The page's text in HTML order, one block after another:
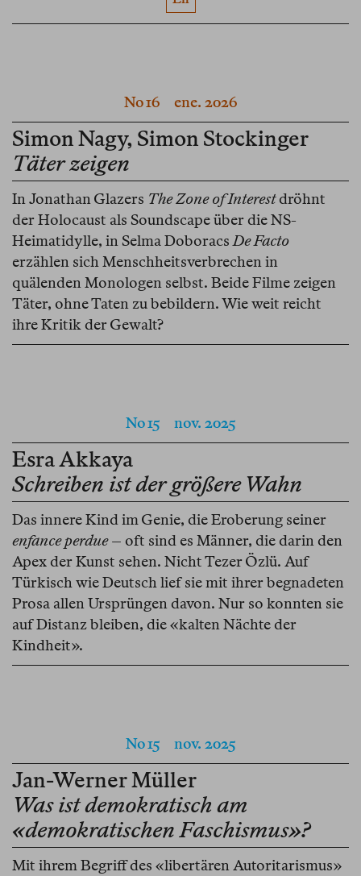
No 16 ene. 2026
Simon Nagy, Simon Stockinger
Täter zeigen
In Jonathan Glazers The Zone of Interestdröhnt
der Holocaust als Soundscape über die NS-
Heimatidylle, in Selma DoboracsDe Facto
erzählen sich Menschheitsverbrechen in
quälenden Monologen selbst. Beide Filme zeigen
Täter, ohne Taten zu bebildern. Wie weit reicht
ihre Kritik der Gewalt?
No 15 nov. 2025
Esra Akkaya
Schreiben ist der größere Wahn
Das innere Kind im Genie, die Eroberung seiner
enfance perdue– oft sind es Männer, die darin den
Apex der Kunst sehen. Nicht Tezer Özlü. Auf
Türkisch wie Deutsch lief sie mit ihrer begnadeten
Prosa allen Ursprüngen davon. Nur so konnten sie
auf Distanz bleiben, die «kalten Nächte der
Kindheit».
No 15 nov. 2025
Jan-Werner Müller
Was ist demokratisch am
«demokratischen Faschismus»?
Mit ihrem Begriff des «libertären Autoritarismus»